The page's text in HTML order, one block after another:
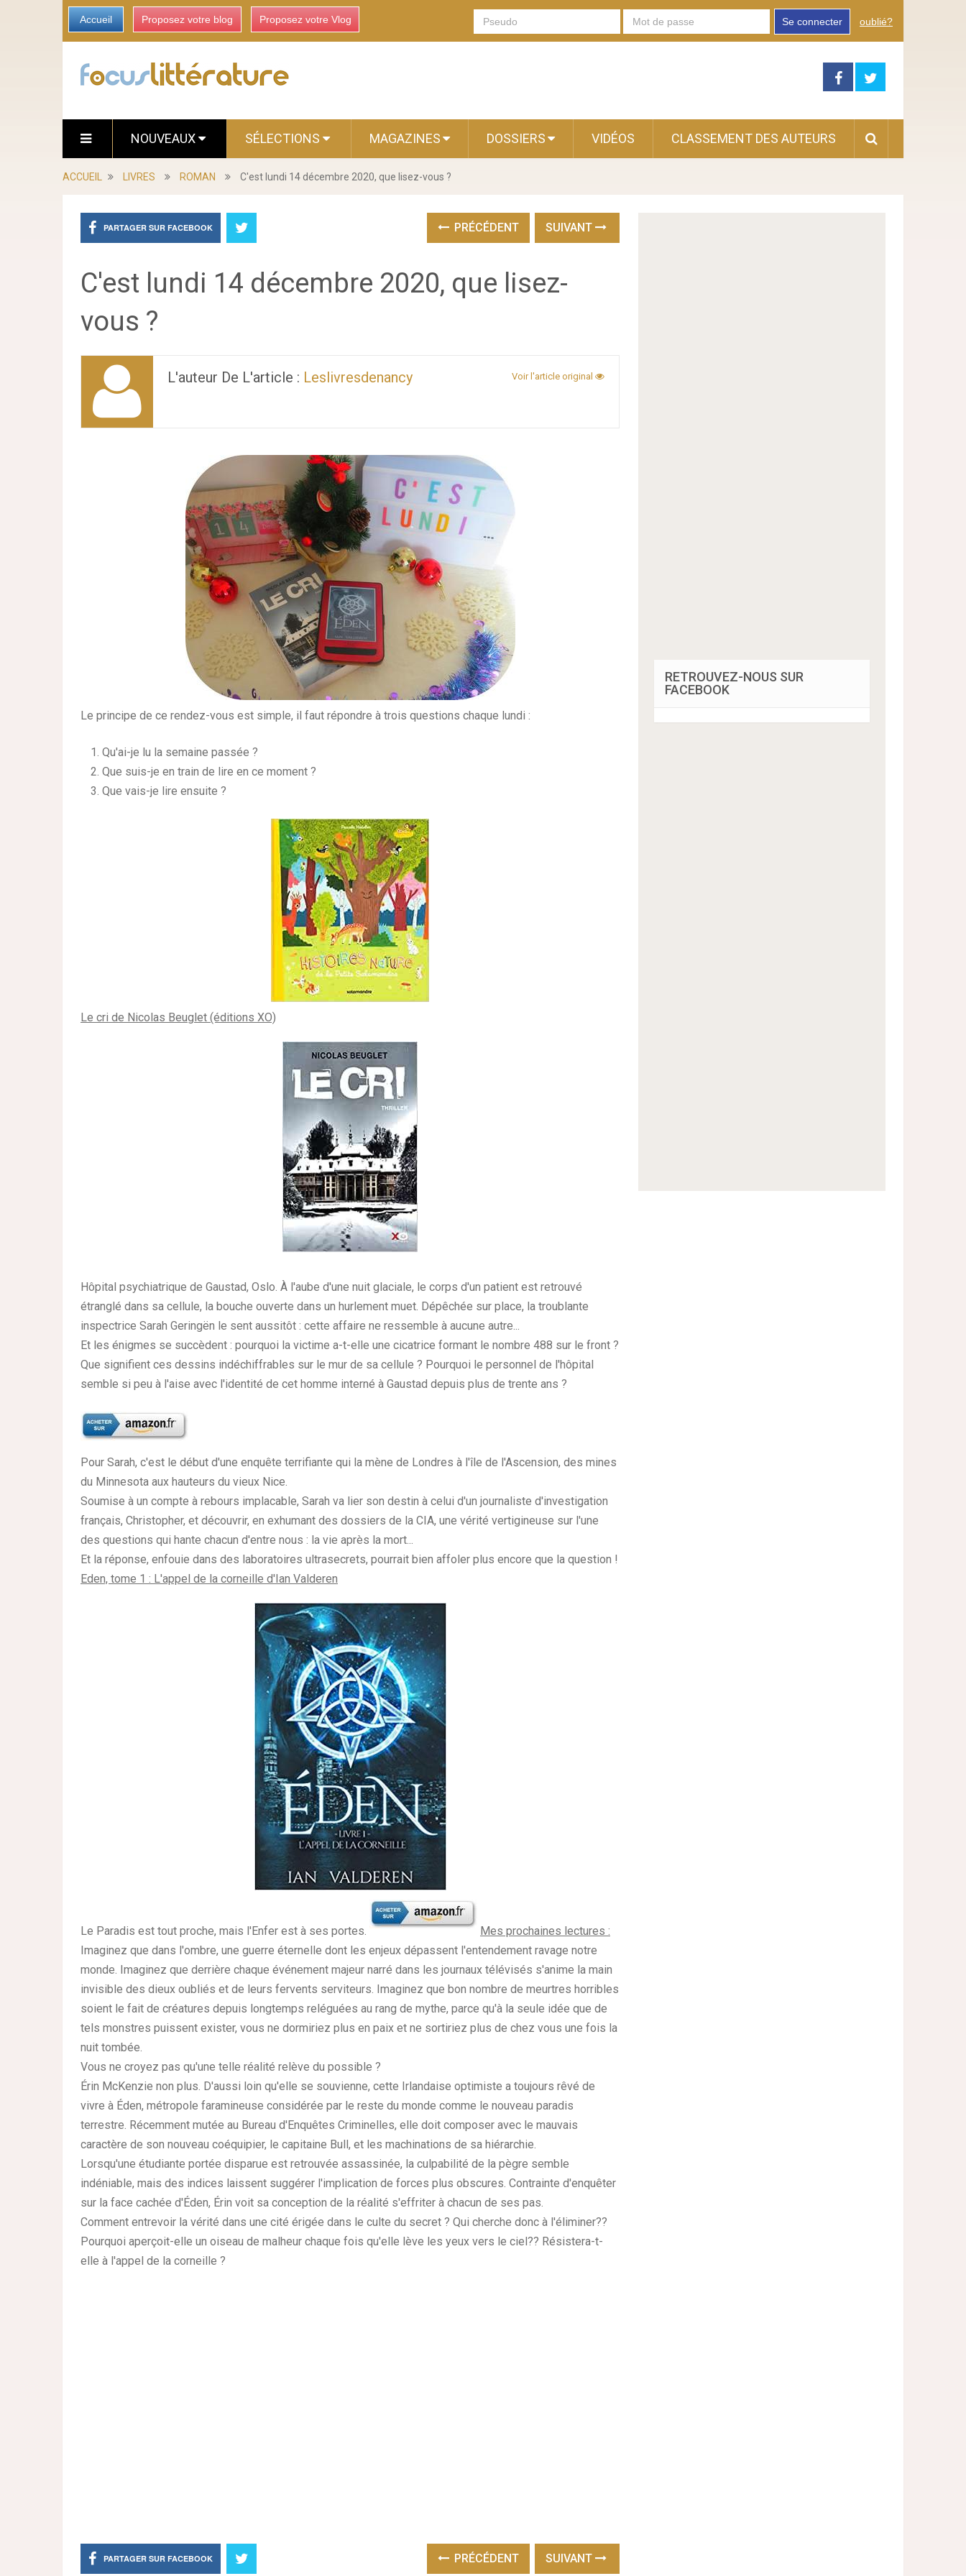
Accueil Proposez votre blog Proposez votre Vlog Se connecter oublié?
NOUVEAUX SÉLECTIONS MAGAZINES DOSSIERS VIDÉOS CLASSEMENT DES AUTEURS
ACCUEIL LIVRES ROMAN C'est lundi 14 décembre 2020, que lisez-vous ?
PARTAGER SUR FACEBOOK PRÉCÉDENT SUIVANT
C'est lundi 14 décembre 2020, que lisez-
vous ?
L'auteur De L'article : Leslivresdenancy Voir l'article original
Le principe de ce rendez-vous est simple, il faut répondre à trois questions chaque lundi :
Qu'ai-je lu la semaine passée ?
Que suis-je en train de lire en ce moment ?
Que vais-je lire ensuite ?
Le cri de Nicolas Beuglet (éditions XO)
Hôpital psychiatrique de Gaustad, Oslo. À l'aube d'une nuit glaciale, le corps d'un patient est retrouvé
étranglé dans sa cellule, la bouche ouverte dans un hurlement muet. Dépêchée sur place, la troublante
inspectrice Sarah Geringën le sent aussitôt : cette affaire ne ressemble à aucune autre...
Et les énigmes se succèdent : pourquoi la victime a-t-elle une cicatrice formant le nombre 488 sur le front ?
Que signifient ces dessins indéchiffrables sur le mur de sa cellule ? Pourquoi le personnel de l'hôpital
semble si peu à l'aise avec l'identité de cet homme interné à Gaustad depuis plus de trente ans ?
Pour Sarah, c'est le début d'une enquête terrifiante qui la mène de Londres à l'île de l'Ascension, des mines
du Minnesota aux hauteurs du vieux Nice.
Soumise à un compte à rebours implacable, Sarah va lier son destin à celui d'un journaliste d'investigation
français, Christopher, et découvrir, en exhumant des dossiers de la CIA, une vérité vertigineuse sur l'une
des questions qui hante chacun d'entre nous : la vie après la mort...
Et la réponse, enfouie dans des laboratoires ultrasecrets, pourrait bien affoler plus encore que la question !
Eden, tome 1 : L'appel de la corneille d'Ian Valderen
Le Paradis est tout proche, mais l'Enfer est à ses portes.
Mes prochaines lectures :
Imaginez que dans l'ombre, une guerre éternelle dont les enjeux dépassent l'entendement ravage notre
monde. Imaginez que derrière chaque événement majeur narré dans les journaux télévisés s'anime la main
invisible des dieux oubliés et de leurs fervents serviteurs. Imaginez que bon nombre de meurtres horribles
soient le fait de créatures depuis longtemps reléguées au rang de mythe, parce qu'à la seule idée que de
tels monstres puissent exister, vous ne dormiriez plus en paix et ne sortiriez plus de chez vous une fois la
nuit tombée.
Vous ne croyez pas qu'une telle réalité relève du possible ?
Érin McKenzie non plus. D'aussi loin qu'elle se souvienne, cette Irlandaise optimiste a toujours rêvé de
vivre à Éden, métropole faramineuse considérée par le reste du monde comme le nouveau paradis
terrestre. Récemment mutée au Bureau d'Enquêtes Criminelles, elle doit composer avec le mauvais
caractère de son nouveau coéquipier, le capitaine Bull, et les machinations de sa hiérarchie.
Lorsqu'une étudiante portée disparue est retrouvée assassinée, la culpabilité de la pègre semble
indéniable, mais des indices laissent suggérer l'implication de forces plus obscures. Contrainte d'enquêter
sur la face cachée d'Éden, Érin voit sa conception de la réalité s'effriter à chacun de ses pas.
Comment entrevoir la vérité dans une cité érigée dans le culte du secret ? Qui cherche donc à l'éliminer??
Pourquoi aperçoit-elle un oiseau de malheur chaque fois qu'elle lève les yeux vers le ciel?? Résistera-t-
elle à l'appel de la corneille ?
PARTAGER SUR FACEBOOK PRÉCÉDENT SUIVANT
RETROUVEZ-NOUS SUR
FACEBOOK